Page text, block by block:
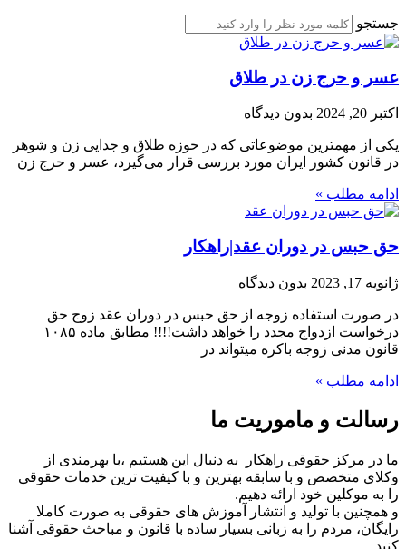
جستجو
عسر و حرج زن در طلاق
اکتبر 20, 2024 بدون دیدگاه
یکی از مهمترین موضوعاتی که در حوزه طلاق و جدایی زن و شوهر
در قانون کشور ایران مورد بررسی قرار می‌گیرد، عسر و حرج زن
ادامه مطلب »
حق حبس در دوران عقد|راهکار
ژانویه 17, 2023 بدون دیدگاه
در صورت استفاده زوجه از حق حبس در دوران عقد زوج حق
درخواست ازدواج مجدد را خواهد داشت!!!! مطابق ماده ۱۰۸۵
قانون مدنی زوجه باکره میتواند در
ادامه مطلب »
رسالت و ماموریت ما
ما در مرکز حقوقی راهکار به دنبال این هستیم ،با بهرمندی از
وکلای متخصص و با سابقه بهترین و با کیفیت ترین خدمات حقوقی
را به موکلین خود ارائه دهیم.
و همچنین با تولید و انتشار آموزش های حقوقی به صورت کاملا
رایگان، مردم را به زبانی بسیار ساده با قانون و مباحث حقوقی آشنا
کنید.